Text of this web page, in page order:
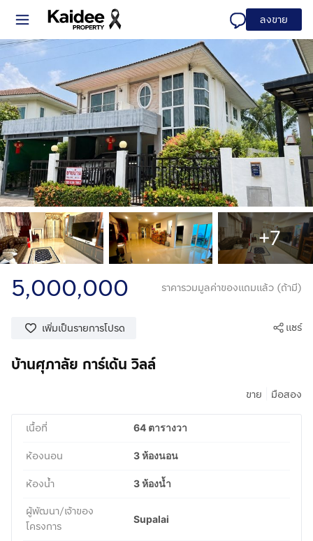
ลงขาย
+7
5,000,000 ราคารวมมูลค่าของแถมแล้ว (ถ้ามี)
เพิ่มเป็นรายการโปรด แชร์
บ้านศุภาลัย การ์เด้น วิลล์
ขาย มือสอง
เนื้อที่ 64 ตารางวา
ห้องนอน 3 ห้องนอน
ห้องน้ำ 3 ห้องน้ำ
ผู้พัฒนา/เจ้าของ
โครงการ
Supalai